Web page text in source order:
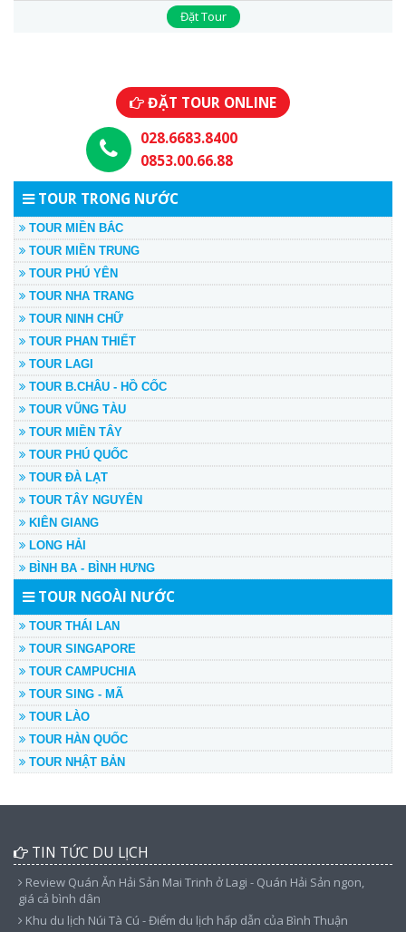
Đặt Tour
ĐẶT TOUR ONLINE
028.6683.8400
0853.00.66.88
TOUR TRONG NƯỚC
TOUR MIỀN BẮC
TOUR MIỀN TRUNG
TOUR PHÚ YÊN
TOUR NHA TRANG
TOUR NINH CHỮ
TOUR PHAN THIẾT
TOUR LAGI
TOUR B.CHÂU - HỒ CỐC
TOUR VŨNG TÀU
TOUR MIỀN TÂY
TOUR PHÚ QUỐC
TOUR ĐÀ LẠT
TOUR TÂY NGUYÊN
KIÊN GIANG
LONG HẢI
BÌNH BA - BÌNH HƯNG
TOUR NGOÀI NƯỚC
TOUR THÁI LAN
TOUR SINGAPORE
TOUR CAMPUCHIA
TOUR SING - MÃ
TOUR LÀO
TOUR HÀN QUỐC
TOUR NHẬT BẢN
TIN TỨC DU LỊCH
Review Quán Ăn Hải Sản Mai Trinh ở Lagi - Quán Hải Sản ngon,
giá cả bình dân
Khu du lịch Núi Tà Cú - Điểm du lịch hấp dẫn của Bình Thuận